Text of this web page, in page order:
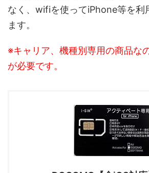
なく、wifiを使ってiPhone等を利
ます。
※キャリア、機種別専用の商品な
が必要です。